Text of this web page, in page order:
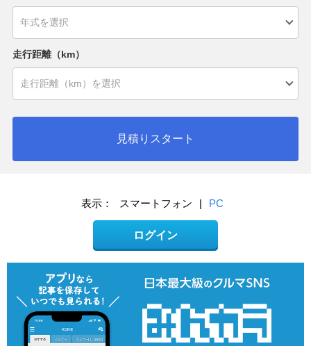
走行距離（km）
見積りスタート
表示： スマートフォン | PC
ログイン